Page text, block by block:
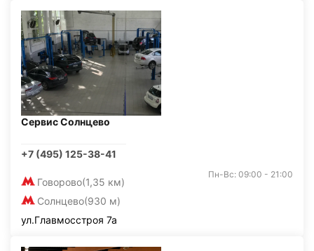
Сервис Солнцево
+7 (495) 125-38-41
Говорово(1,35 км)
Солнцево(930 м)
Пн-Вс: 09:00 - 21:00
ул.Главмосстроя 7а